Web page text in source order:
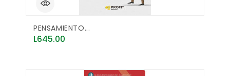
PENSAMIENTO...
Price
L645.00